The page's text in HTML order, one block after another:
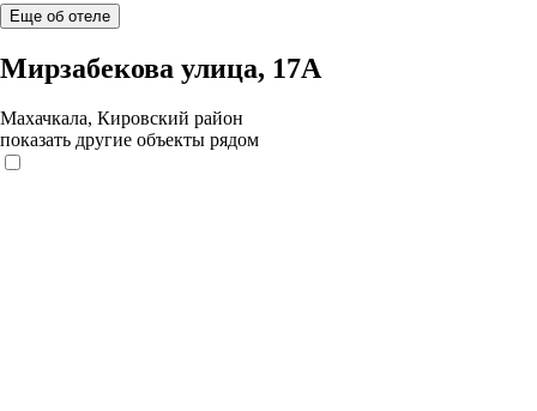
Еще об отеле
Мирзабекова улица, 17А
Махачкала, Кировский район
показать другие объекты рядом